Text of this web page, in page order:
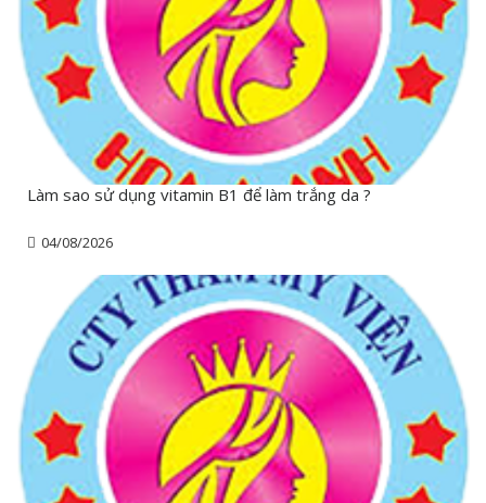
Làm sao sử dụng vitamin B1 để làm trắng da ?
04/08/2026